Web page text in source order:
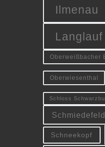
Ilmenau
Langlauf
Oberweißbacher
Oberwiesenthal
Schloss
Schneekopf